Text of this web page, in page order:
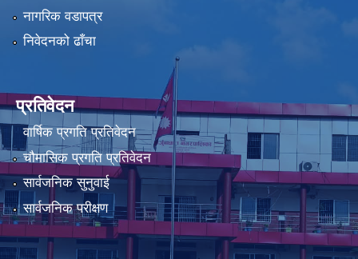
नागरिक वडापत्र
निवेदनको ढाँचा
प्रतिवेदन
वार्षिक प्रगति प्रतिवेदन
चौमासिक प्रगति प्रतिवेदन
सार्वजनिक सुनुवाई
सार्वजनिक परीक्षण